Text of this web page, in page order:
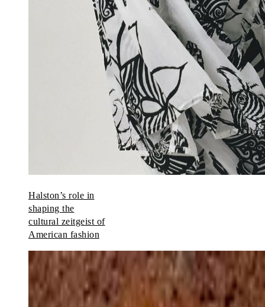
Halston’s role in
shaping the
cultural zeitgeist of
American fashion